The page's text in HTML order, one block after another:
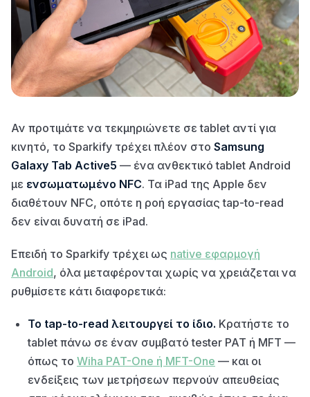
Αν προτιμάτε να τεκμηριώνετε σε tablet αντί για
κινητό, το Sparkify τρέχει πλέον στο Samsung
Galaxy Tab Active5 — ένα ανθεκτικό tablet Android
με ενσωματωμένο NFC. Τα iPad της Apple δεν
διαθέτουν NFC, οπότε η ροή εργασίας tap-to-read
δεν είναι δυνατή σε iPad.
Επειδή το Sparkify τρέχει ως native εφαρμογή
Android, όλα μεταφέρονται χωρίς να χρειάζεται να
ρυθμίσετε κάτι διαφορετικά:
Το tap-to-read λειτουργεί το ίδιο. Κρατήστε το
tablet πάνω σε έναν συμβατό tester PAT ή MFT —
όπως το Wiha PAT-One ή MFT-One — και οι
ενδείξεις των μετρήσεων περνούν απευθείας